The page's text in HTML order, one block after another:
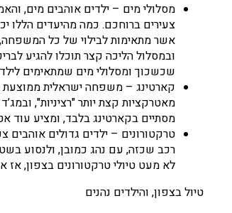
מסלולי מים – ילדים אוהבים מים,
צעירים ברוחכם. כמה מהיעדים הללו
אשר מתאימות לבילוי של כל המשפחה,
ובמסלול הליכה קצר תוכלו להגיע
שכשכוך ומסלולי מים שמתאימים
קארטינג – משפחה ישראלית ממוצעת
מאטרקציות קצת יותר "רציניות",
מסתיים בקארטינג בלבד, ומציע עוד
טרקטורונים – ילדים גדולים אוהבים
רכב שכזה, עם נהג כמובן, ולנסוע
לא מעט טיולי טרקטורונים בצפון,
טיול בצפון, והילדים נהנים